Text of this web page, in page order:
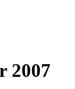
2007